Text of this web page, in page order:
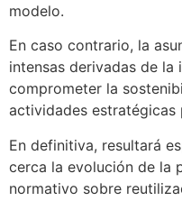
modelo.
En caso contrario, la
intensas derivadas de
comprometer la
actividades estratégicas
En definitiva, resultará
cerca la evolución de la
normativo sobre